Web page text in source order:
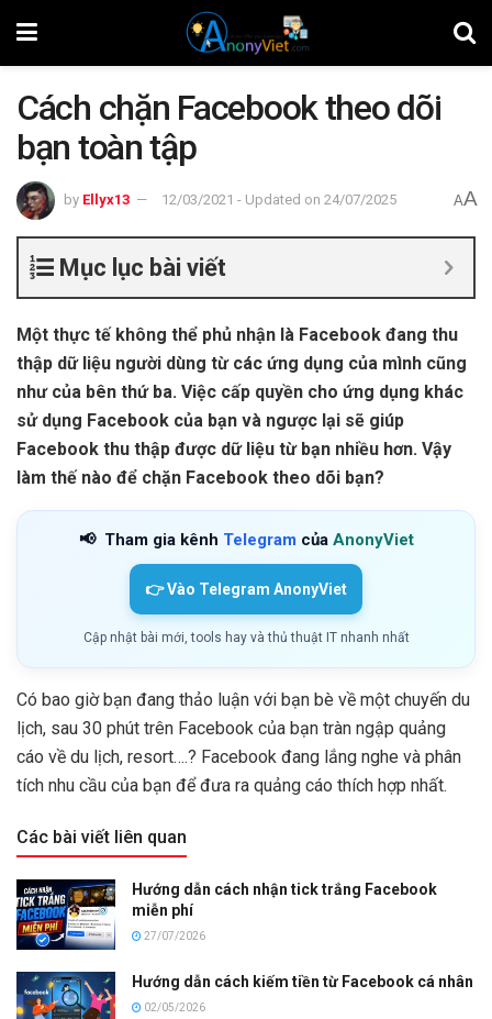
Cách chặn Facebook theo dõi
bạn toàn tập
by Ellyx13 12/03/2021 - Updated on 24/07/2025 AA
Mục lục bài viết
Một thực tế không thể phủ nhận là Facebook đang thu
thập dữ liệu người dùng từ các ứng dụng của mình cũng
như của bên thứ ba. Việc cấp quyền cho ứng dụng khác
sử dụng Facebook của bạn và ngược lại sẽ giúp
Facebook thu thập được dữ liệu từ bạn nhiều hơn. Vậy
làm thế nào để chặn Facebook theo dõi bạn?
📢 Tham gia kênh Telegram của AnonyViet
👉 Vào Telegram AnonyViet
Cập nhật bài mới, tools hay và thủ thuật IT nhanh nhất
Có bao giờ bạn đang thảo luận với bạn bè về một chuyến du
lịch, sau 30 phút trên Facebook của bạn tràn ngập quảng
cáo về du lịch, resort….? Facebook đang lắng nghe và phân
tích nhu cầu của bạn để đưa ra quảng cáo thích hợp nhất.
Các bài viết liên quan
Hướng dẫn cách nhận tick trắng Facebook
miễn phí
27/07/2026
Hướng dẫn cách kiếm tiền từ Facebook cá nhân
02/05/2026